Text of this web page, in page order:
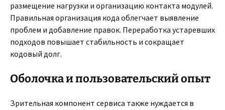
размещение нагрузки и организацию контакта модулей.
Правильная организация кода облегчает выявление
проблем и добавление правок. Переработка устаревших
подходов повышает стабильность и сокращает
кодовый долг.
Оболочка и пользовательский опыт
Зрительная компонент сервиса также нуждается в